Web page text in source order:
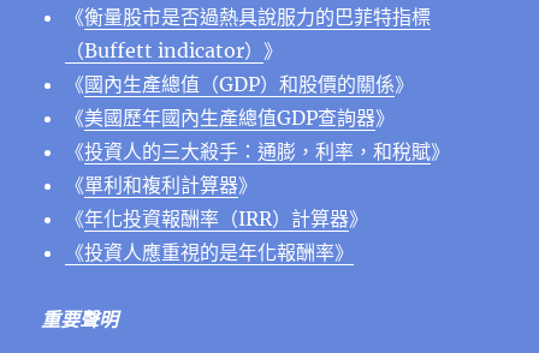
《衡量股市是否過熱具說服力的巴菲特指標
（Buffett indicator）》
《國內生產總值（GDP）和股價的關係》
《美國歷年國內生產總值GDP查詢器》
《投資人的三大殺手：通膨，利率，和稅賦》
《單利和複利計算器》
《年化投資報酬率（IRR）計算器》
《投資人應重視的是年化報酬率》
重要聲明